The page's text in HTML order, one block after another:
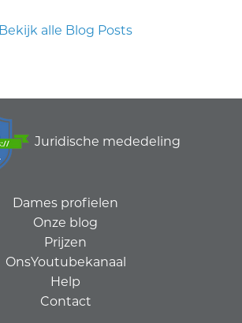
Bekijk alle Blog Posts
Juridische mededeling
Dames profielen
Onze blog
Prijzen
OnsYoutubekanaal
Help
Contact